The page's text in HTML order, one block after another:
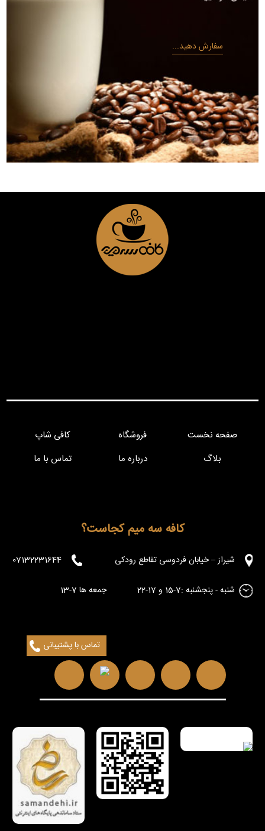
تماس با پشتیبانی
سفارش دهید...
صفحه نخست فروشگاه
کافی شاپ
بلاگ
درباره ما تماس با ما
کافه سه میم کجاست؟
شیراز – خیابان فردوسی تقاطع رودکی 07132231644
شنبه - پنجشنبه :7-15 و 17-22 جمعه ها 7-13